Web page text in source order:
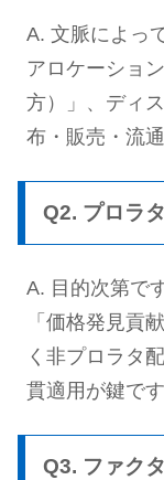
A. 文脈によっ
アロケーショ
方）」、ディ
布・販売・流
Q2. プロラ
A. 目的次第で
「価格発見貢
く非プロラタ
貫適用が鍵です
Q3. ファク